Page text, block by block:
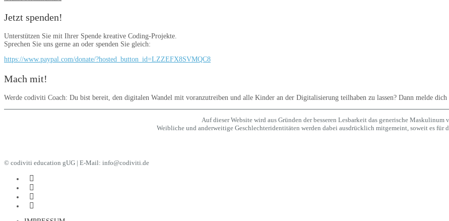
Jetzt spenden!
Unterstützen Sie mit Ihrer Spende kreative Coding-Projekte.
Sprechen Sie uns gerne an oder spenden Sie gleich:
https://www.paypal.com/donate/?hosted_button_id=LZZEFX8SVMQC8
Mach mit!
Werde codiviti Coach: Du bist bereit, den digitalen Wandel mit voranzutreiben und alle Kinder an der Digitalisierung teilhaben zu lassen? Dann melde dich
Auf dieser Website wird aus Gründen der besseren Lesbarkeit das generische Maskulinum
Weibliche und anderweitige Geschlechteridentitäten werden dabei ausdrücklich mitgemeint, soweit es für
© codiviti education gUG | E-Mail: info@codiviti.de